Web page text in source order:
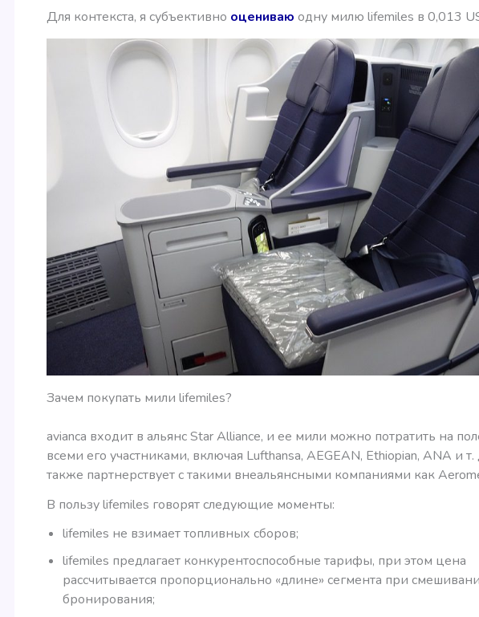
Для контекста, я субъективно оцениваю одну милю lifemiles в 0,013
Зачем покупать мили lifemiles?
avianca входит в альянс Star Alliance, и ее мили можно потратить на
всеми его участниками, включая Lufthansa, AEGEAN, Ethiopian, ANA и т.
также партнерствует с такими внеальянсными компаниями как
В пользу lifemiles говорят следующие моменты:
lifemiles не взимает топливных сборов;
lifemiles предлагает конкурентоспособные тарифы, при этом цена
рассчитывается пропорционально «длине» сегмента при
бронирования;